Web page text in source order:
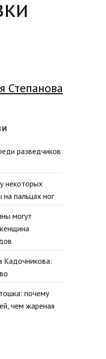
Степанова
разведчиков
некоторых
пальцах ног
могут
Кадочникова:
почему
чем жареная